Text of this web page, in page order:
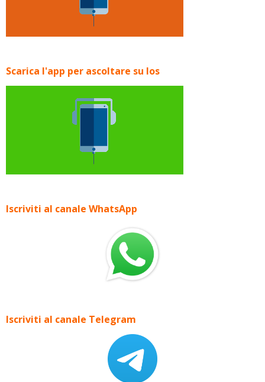
Scarica l'app per ascoltare su Ios
Iscriviti al canale WhatsApp
Iscriviti al canale Telegram